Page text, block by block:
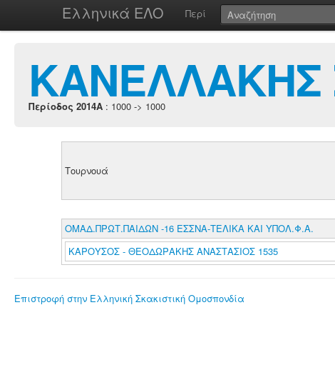
Ελληνικά ΕΛΟ Περί
ΚΑΝΕΛΛΑΚΗΣ
Περίοδος 2014A : 1000 -> 1000
Τουρνουά
ΟΜΑΔ.ΠΡΩΤ.ΠΑΙΔΩΝ -16 ΕΣΣΝΑ-ΤΕΛΙΚΑ ΚΑΙ ΥΠΟΛ.Φ.Α.
ΚΑΡΟΥΣΟΣ - ΘΕΟΔΩΡΑΚΗΣ ΑΝΑΣΤΑΣΙΟΣ 1535
Επιστροφή στην Ελληνική Σκακιστική Ομοσπονδία